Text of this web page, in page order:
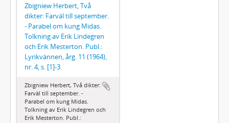
Zbigniew Herbert, Två
dikter: Farväl till september.
- Parabel om kung Midas.
Tolkning av Erik Lindegren
och Erik Mesterton. Publ.:
Lyrikvännen, årg. 11 (1964),
nr. 4, s. [1]-3.
Zbigniew Herbert, Två dikter:
Farväl till september. -
Parabel om kung Midas.
Tolkning av Erik Lindegren och
Erik Mesterton. Publ.: